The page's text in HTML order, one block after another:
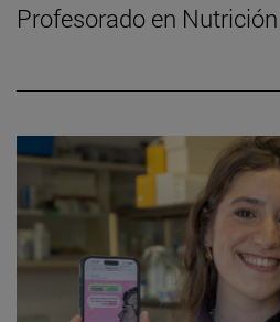
Profesorado en Nutrición